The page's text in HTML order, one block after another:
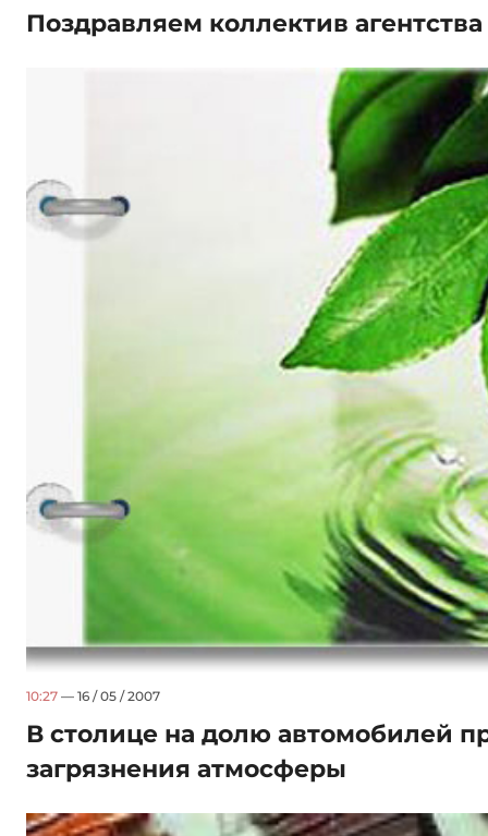
Поздравляем коллектив
10:27 — 16 / 05 / 2007
В столице на долю автомобилей
загрязнения атмосферы